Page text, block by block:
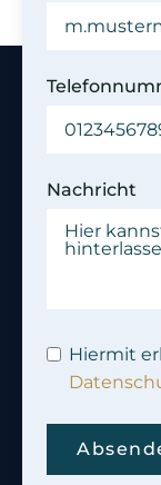
Nachricht
Hiermit